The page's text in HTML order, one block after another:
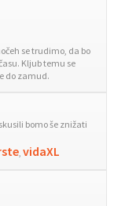
se trudimo, da bo
Kljub temu se
do zamud.
bomo še znižati
, vidaXL